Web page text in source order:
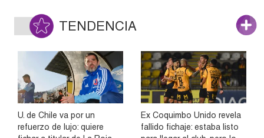
TENDENCIA
U. de Chile va por un
refuerzo de lujo: quiere
Ex Coquimbo Unido revela
fallido fichaje: estaba listo